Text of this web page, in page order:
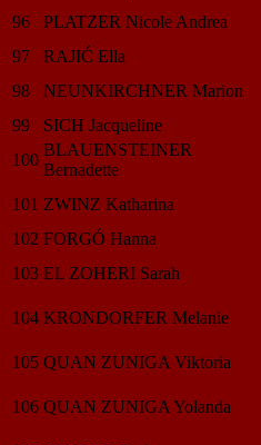
96
PLATZER Nicole Andrea
97
RAJIĆ Ella
98
NEUNKIRCHNER Marion
99
SICH Jacqueline
100
BLAUENSTEINER
Bernadette
101 ZWINZ Katharina
102 FORGÓ Hanna
103 EL ZOHERI Sarah
104 KRONDORFER Melanie
105 QUAN ZUNIGA Viktoria
106 QUAN ZUNIGA Yolanda